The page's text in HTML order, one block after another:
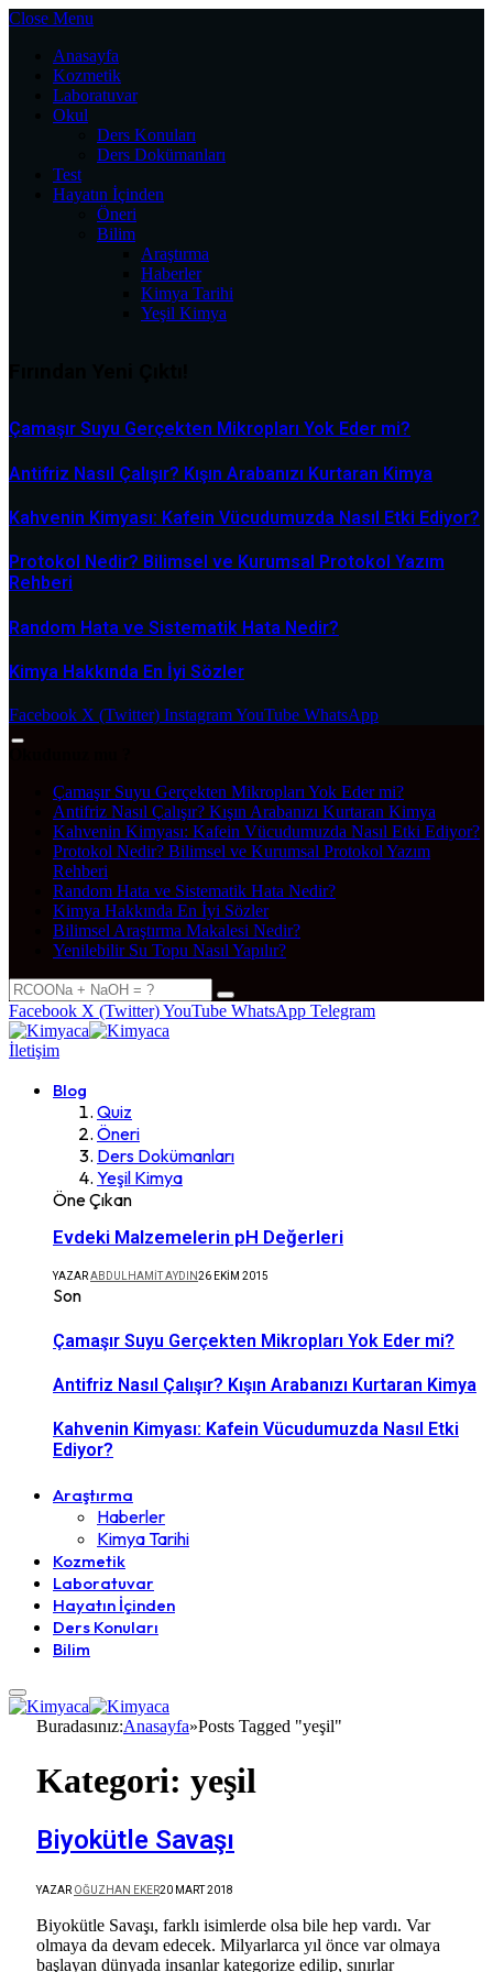
Close Menu
Anasayfa
Kozmetik
Laboratuvar
Okul
Ders Konuları
Ders Dokümanları
Test
Hayatın İçinden
Öneri
Bilim
Araştırma
Haberler
Kimya Tarihi
Yeşil Kimya
Çamaşır Suyu Gerçekten Mikropları Yok Eder mi?
Antifriz Nasıl Çalışır? Kışın Arabanızı Kurtaran Kimya
Kahvenin Kimyası: Kafein Vücudumuzda Nasıl Etki Ediyor?
Protokol Nedir? Bilimsel ve Kurumsal Protokol Yazım
Rehberi
Random Hata ve Sistematik Hata Nedir?
Kimya Hakkında En İyi Sözler
Facebook X (Twitter) InstagramYouTube WhatsApp
Çamaşır Suyu Gerçekten Mikropları Yok Eder mi?
Antifriz Nasıl Çalışır? Kışın Arabanızı Kurtaran Kimya
Kahvenin Kimyası: Kafein Vücudumuzda Nasıl Etki Ediyor?
Protokol Nedir? Bilimsel ve Kurumsal Protokol Yazım
Rehberi
Random Hata ve Sistematik Hata Nedir?
Kimya Hakkında En İyi Sözler
Bilimsel Araştırma Makalesi Nedir?
Yenilebilir Su Topu Nasıl Yapılır?
Facebook X (Twitter)YouTube WhatsApp Telegram
İletişim
Blog
Quiz
Öneri
Ders Dokümanları
Yeşil Kimya
Öne Çıkan
Evdeki Malzemelerin pH Değerleri
YAZARABDULHAMIT AYDIN26 EKIM 2015
Son
Çamaşır Suyu Gerçekten Mikropları Yok Eder mi?
Antifriz Nasıl Çalışır? Kışın Arabanızı Kurtaran Kimya
Kahvenin Kimyası: Kafein Vücudumuzda Nasıl Etki
Ediyor?
Araştırma
Haberler
Kimya Tarihi
Kozmetik
Laboratuvar
Hayatın İçinden
Ders Konuları
Bilim
Buradasınız:Anasayfa»Posts Tagged "yeşil"
Kategori: yeşil
Biyokütle Savaşı
YAZAR OĞUZHAN EKER20 MART 2018
Biyokütle Savaşı, farklı isimlerde olsa bile hep vardı. Var
olmaya da devam edecek. Milyarlarca yıl önce var olmaya
başlayan dünyada insanlar kategorize edilip, sınırlar